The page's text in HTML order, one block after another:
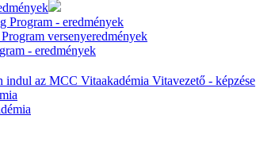
Program - eredmények
versenyeredmények
- eredmények
indul az MCC Vitaakadémia Vitavezető - képzése